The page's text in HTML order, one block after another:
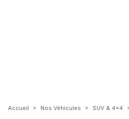
Accueil > Nos Véhicules > SUV & 4x4